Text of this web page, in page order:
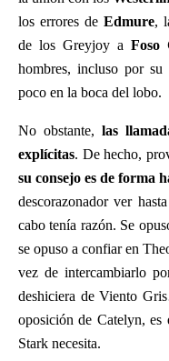
los errores de Edmure,
de los Greyjoy a Foso
hombres, incluso por
poco en la boca del lobo.
No obstante, las
explícitas. De hecho,
su consejo es de forma
descorazonador ver
cabo tenía razón. Se
se opuso a confiar en
vez de intercambiarlo
deshiciera de Viento
oposición de Catelyn,
Stark necesita.